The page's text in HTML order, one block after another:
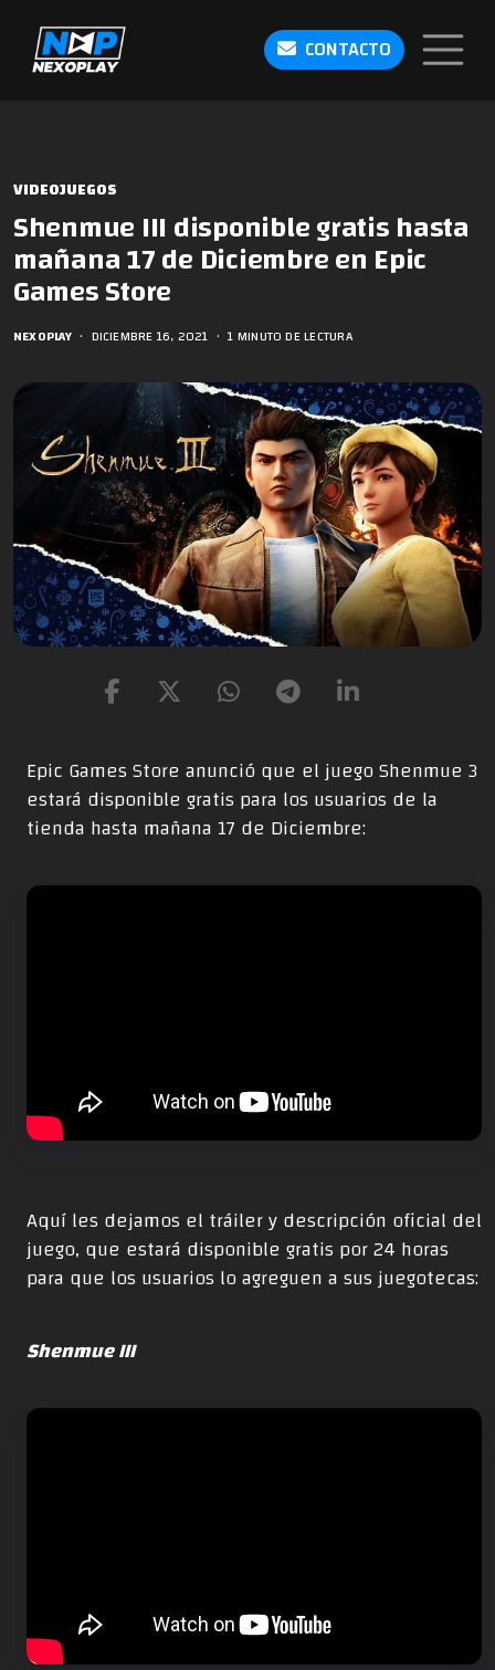
CONTACTO
VIDEOJUEGOS
Shenmue III disponible gratis hasta
mañana 17 de Diciembre en Epic
Games Store
NEXOPLAY • DICIEMBRE 16, 2021 • 1 MINUTO DE LECTURA
Epic Games Store anunció que el juego Shenmue 3
estará disponible gratis para los usuarios de la
tienda hasta mañana 17 de Diciembre:
Aquí les dejamos el tráiler y descripción oficial del
juego, que estará disponible gratis por 24 horas
para que los usuarios lo agreguen a sus juegotecas:
Shenmue III